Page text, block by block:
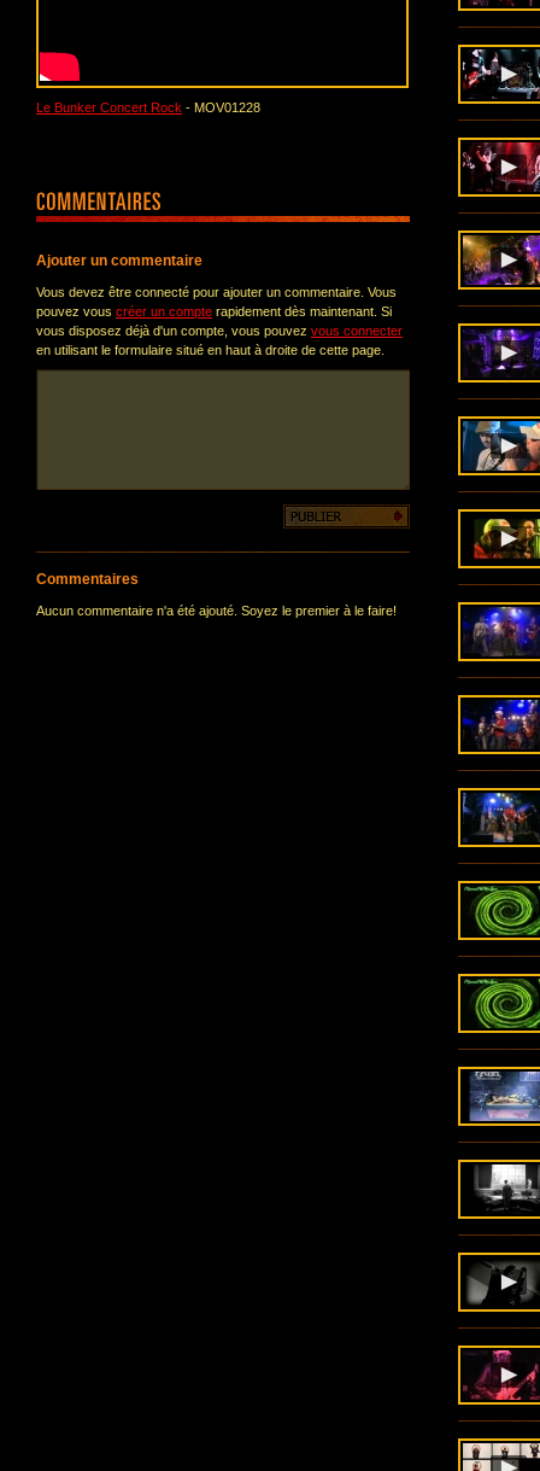
Le Bunker Concert Rock - MOV01228
Ajouter un commentaire
Vous devez être connecté pour ajouter un commentaire. Vous
pouvez vous créer un compte rapidement dès maintenant. Si
vous disposez déjà d'un compte, vous pouvez vous connecter
en utilisant le formulaire situé en haut à droite de cette page.
Commentaires
Aucun commentaire n'a été ajouté. Soyez le premier à le faire!